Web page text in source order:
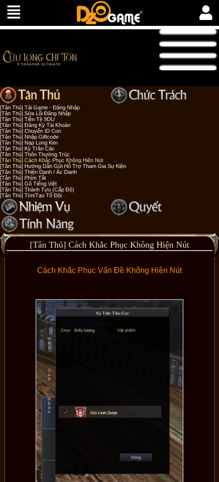
[Tân Thủ] Tải Game - Đăng Nhập
[Tân Thủ] Sửa Lỗi Đăng Nhập
[Tân Thủ] Tiền Tệ 9DU
[Tân Thủ] Đăng Ký Tài Khoản
[Tân Thủ] Chuyển ID Con
[Tân Thủ] Nhập Giftcode
[Tân Thủ] Nạp Long Kim
[Tân Thủ] Kỳ Trân Các
[Tân Thủ] Thôn Thường Trúc
[Tân Thủ] Cách Khắc Phục Không Hiện Nút
[Tân Thủ] Hướng Dẫn Gửi Hỗ Trợ Tham Gia Sự Kiện
[Tân Thủ] Thiện Danh / Ác Danh
[Tân Thủ] Phím Tắt
[Tân Thủ] Gõ Tiếng Việt
[Tân Thủ] Thành Tựu (Cấp Độ)
[Tân Thủ] Tìm/Tạo Tổ Đội
[Tân Thủ] Cách Khắc Phục Không Hiện Nút
Cách Khắc Phục Vấn Đề Không Hiện Nút